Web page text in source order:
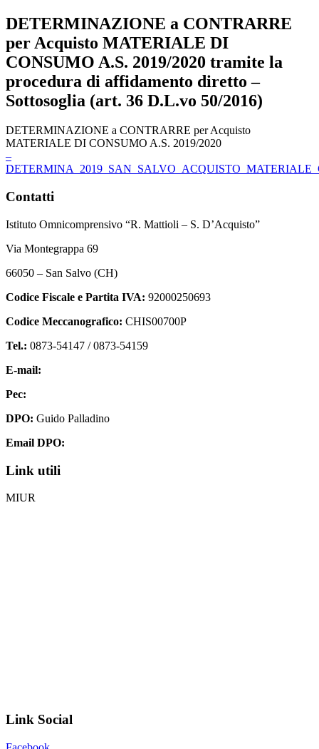
DETERMINAZIONE a CONTRARRE
per Acquisto MATERIALE DI
CONSUMO A.S. 2019/2020 tramite la
procedura di affidamento diretto –
Sottosoglia (art. 36 D.L.vo 50/2016)
DETERMINAZIONE a CONTRARRE per Acquisto
MATERIALE DI CONSUMO A.S. 2019/2020
–
Contatti
Istituto Omnicomprensivo “R. Mattioli – S. D’Acquisto”
Via Montegrappa 69
66050 – San Salvo (CH)
Codice Fiscale e Partita IVA: 92000250693
Codice Meccanografico: CHIS00700P
Tel.: 0873-54147 /0873-54159
E-mail:
Pec:
DPO: Guido Palladino
Email DPO:
Link utili
MIUR
Link Social